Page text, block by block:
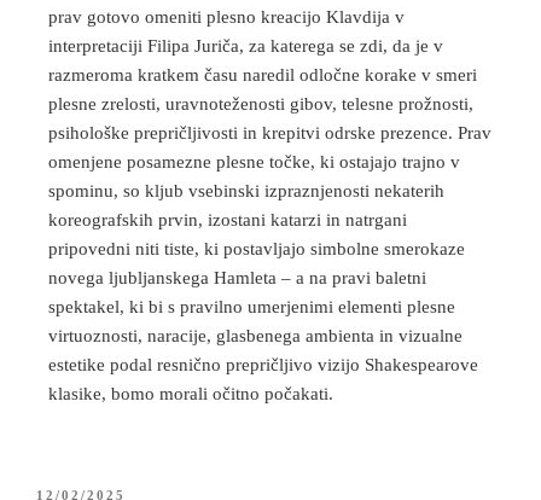
prav gotovo omeniti plesno kreacijo Klavdija v
interpretaciji Filipa Juriča, za katerega se zdi, da je v
razmeroma kratkem času naredil odločne korake v smeri
plesne zrelosti, uravnoteženosti gibov, telesne prožnosti,
psihološke prepričljivosti in krepitvi odrske prezence. Prav
omenjene posamezne plesne točke, ki ostajajo trajno v
spominu, so kljub vsebinski izpraznjenosti nekaterih
koreografskih prvin, izostani katarzi in natrgani
pripovedni niti tiste, ki postavljajo simbolne smerokaze
novega ljubljanskega Hamleta – a na pravi baletni
spektakel, ki bi s pravilno umerjenimi elementi plesne
virtuoznosti, naracije, glasbenega ambienta in vizualne
estetike podal resnično prepričljivo vizijo Shakespearove
klasike, bomo morali očitno počakati.
12/02/2025